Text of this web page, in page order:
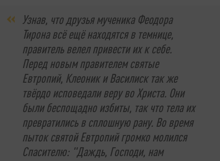
Узнав, что друзья мученика Феодора
Тирона всё ещё находятся в темнице,
правитель велел привести их к себе.
Перед новым правителем святые
Евтропий, Клеоник и Василиск так же
твёрдо исповедали веру во Христа. Они
были беспощадно избиты, так что тела их
превратились в сплошную рану. Во время
пыток святой Евтропий громко молился
Спасителю: "Даждь, Господи, нам